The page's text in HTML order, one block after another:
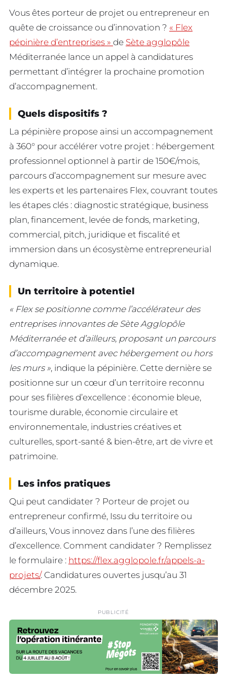
Vous êtes porteur de projet ou entrepreneur en
quête de croissance ou d’innovation ? « Flex
pépinière d’entreprises » de Sète agglopôle
Méditerranée lance un appel à candidatures
permettant d’intégrer la prochaine promotion
d’accompagnement.
Quels dispositifs ?
La pépinière propose ainsi un accompagnement
à 360° pour accélérer votre projet : hébergement
professionnel optionnel à partir de 150€/mois,
parcours d’accompagnement sur mesure avec
les experts et les partenaires Flex, couvrant toutes
les étapes clés : diagnostic stratégique, business
plan, financement, levée de fonds, marketing,
commercial, pitch, juridique et fiscalité et
immersion dans un écosystème entrepreneurial
dynamique.
Un territoire à potentiel
« Flex se positionne comme l’accélérateur des
entreprises innovantes de Sète Agglopôle
Méditerranée et d’ailleurs, proposant un parcours
d’accompagnement avec hébergement ou hors
les murs », indique la pépinière. Cette dernière se
positionne sur un cœur d’un territoire reconnu
pour ses filières d’excellence : économie bleue,
tourisme durable, économie circulaire et
environnementale, industries créatives et
culturelles, sport-santé & bien-être, art de vivre et
patrimoine.
Les infos pratiques
Qui peut candidater ? Porteur de projet ou
entrepreneur confirmé, Issu du territoire ou
d’ailleurs, Vous innovez dans l’une des filières
d’excellence. Comment candidater ? Remplissez
le formulaire : https://flex.agglopole.fr/appels-a-
projets/. Candidatures ouvertes jusqu’au 31
décembre 2025.
PUBLICITÉ